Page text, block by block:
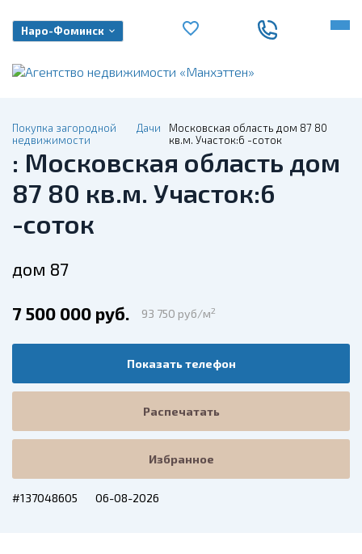
Наро-Фоминск
Покупка загородной
недвижимости
Дачи
Московская область дом 87 80
кв.м. Участок:6 -соток
: Московская область дом
87 80 кв.м. Участок:6
-соток
дом 87
7 500 000 руб. 93 750 руб/м2
Показать телефон
Распечатать
Избранное
#137048605 06-08-2026